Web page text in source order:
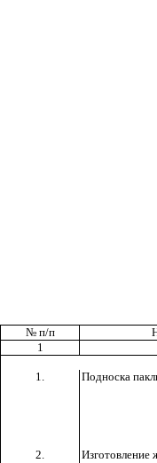
№ п/п
1
1.
Подноска
2. Изготовление